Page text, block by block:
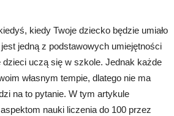
kiedy Twoje dziecko będzie umiało
jedną z podstawowych umiejętności
uczą się w szkole. Jednak każde
własnym tempie, dlatego nie ma
na to pytanie. W tym artykule
nauki liczenia do 100 przez